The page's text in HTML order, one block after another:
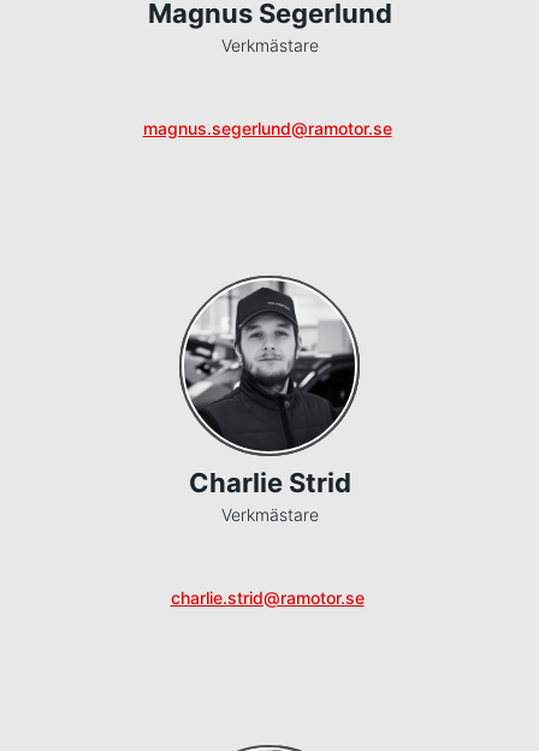
Magnus Segerlund
Verkmästare
magnus.segerlund@ramotor.se
Charlie Strid
Verkmästare
charlie.strid@ramotor.se